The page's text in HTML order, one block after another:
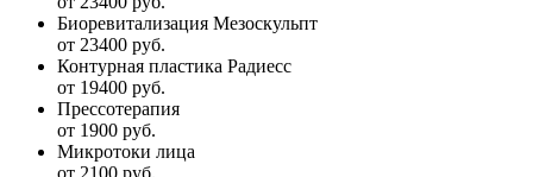
Биоревитализация Мезоскульпт
от 23400 руб.
Контурная пластика Радиесс
от 19400 руб.
Прессотерапия
от 1900 руб.
Микротоки лица
от 2100 руб.